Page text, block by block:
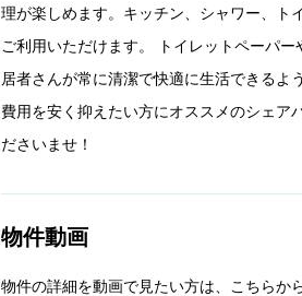
理が楽しめます。キッチン、シャワー、ト
ご利用いただけます。 トイレットペーパ
居者さんが常に清潔で快適に生活できる
費用を安く抑えたい方にオススメのシェア
ださいませ！
物件動画
物件の詳細を動画で見たい方は、こちらか